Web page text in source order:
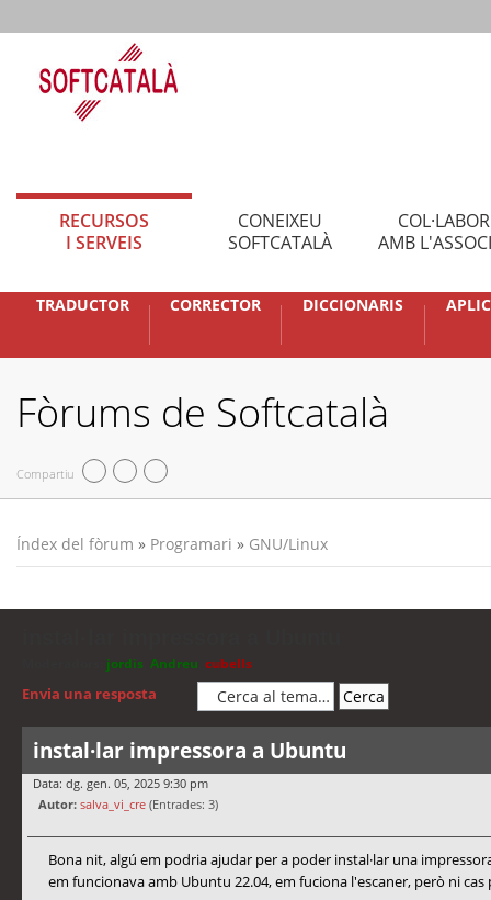
RECURSOS
I SERVEIS
CONEIXEU
SOFTCATALÀ
AMB
TRADUCTOR CORRECTOR DICCIONARIS
Fòrums de Softcatalà
Compartiu
Índex del fòrum » Programari » GNU/Linux
jordis Andreu cubells
Envia una resposta
instal·lar impressora a Ubuntu
Data: dg. gen. 05, 2025 9:30 pm
Autor: salva_vi_cre (Entrades: 3)
Bona nit, algú em podria ajudar per a poder instal·lar una
em funcionava amb Ubuntu 22.04, em fuciona l'escaner, però ni cas